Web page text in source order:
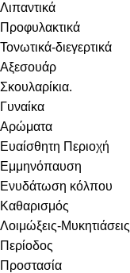
Λιπαντικά
Προφυλακτικά
Τονωτικά-διεγερτικά
Αξεσουάρ
Σκουλαρίκια.
Γυναίκα
Αρώματα
Ευαίσθητη Περιοχή
Εμμηνόπαυση
Ενυδάτωση κόλπου
Καθαρισμός
Λοιμώξεις-Μυκητιάσεις
Περίοδος
Προστασία